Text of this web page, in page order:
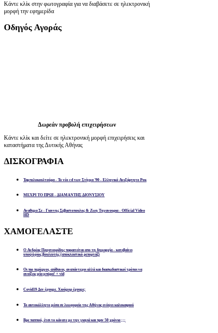
Κάντε κλίκ στην φωτογραφία για να διαβάσετε σε ηλεκτρονική
μορφή την εφημερίδα
Οδηγός Αγοράς
Δωρεάν προβολή επιχειρήσεων
Κάντε κλίκ και δείτε σε ηλεκτρονική μορφή επιχειρήσεις και
καταστήματα της Δυτικής Αθήνας
ΔΙΣΚΟΓΡΑΦΙΑ
Ταμπελοκουλτούρα - Το νέο cd των Στίγμα '90 - Ελληνικό Ανεξάρτητο Ροκ
ΜΕΧΡΙ ΤΟ ΠΡΩΙ - ΔΙΑΜΑΝΤΗΣ ΔΙΟΝΥΣΙΟΥ
Αναθεμα Σε - Γιαννης Σεβαστοπουλος & Ζωη Τηγανουρια - Official Video
HD
ΧΑΜΟΓΕΛΑΣΤΕ
Ο Ανδρέας Παχατουρίδης παραιτείται απο τη δημαρχία - κατεβαίνει
υποψήφιος βουλευτής (αποκλειστικό ρεπορτάζ)
Οι πιο περίεργοι, απίθανοι, αναπάντεχοι αλλά και διασκεδαστικοί τρόποι να
ανοίξεις μία μπύρα! + vid
Covid19 Δεν έχουμε. Χιούμορ έχουμε;
Το αυτοκόλλητο μέσα σε λεωφορείο της Αθήνας ενόψει καλοκαιριού
Βρε παππού, έτσι το κάνατε με την γιαγιά και πριν 50 χρόνια ;;;